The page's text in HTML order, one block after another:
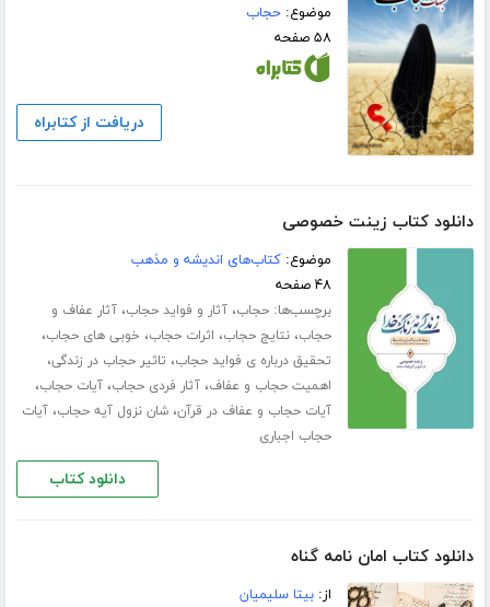
موضوع:حجاب
۵۸ صفحه
دریافت از کتابراه
دانلود کتاب زینت خصوصی
موضوع:کتاب‌های اندیشه و مذهب
۴۸ صفحه
برچسب‌ها:حجاب،آثار و فواید حجاب،آثار عفاف و
حجاب،نتایج حجاب، اثرات حجاب، خوبی های حجاب،
تحقیق درباره ی فواید حجاب، تاثیر حجاب در زندگی،
اهمیت حجاب و عفاف،آثار فردی حجاب،آیات حجاب،
آیات حجاب و عفاف در قرآن،شان نزول آیه حجاب،آیات
حجاب اجباری
دانلود کتاب
دانلود کتاب امان نامه گناه
از:بیتا سلیمیان